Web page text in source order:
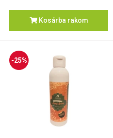
Kosárba rakom
-25%